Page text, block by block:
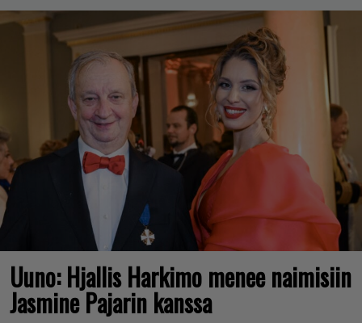
Uuno: Hjallis Harkimo menee naimisiin
Jasmine Pajarin kanssa